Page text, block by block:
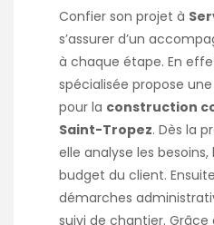
Confier son projet à
s’assurer d’un
à chaque étape. En
spécialisée propose
pour la construction
Saint-Tropez. Dès la
elle analyse les
budget du client.
démarches
suivi de chantier. Grâce